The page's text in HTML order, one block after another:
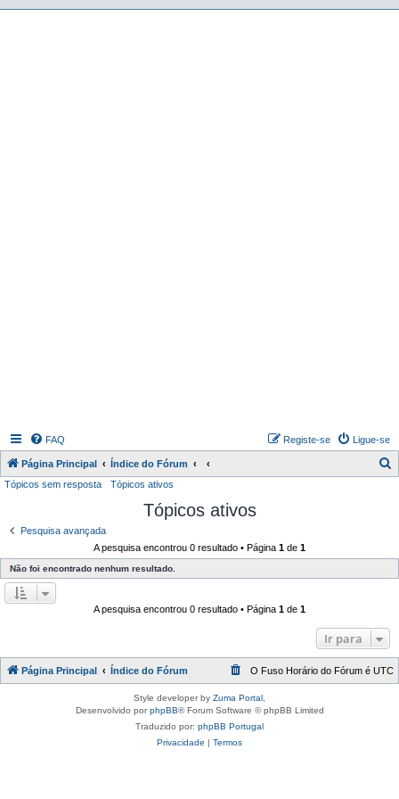
FAQ Ligue-se
Registe-se
Página Principal Índice do Fórum
Tópicos sem resposta Tópicos ativos
Tópicos ativos
Pesquisa avançada
A pesquisa encontrou 0 resultado • Página 1 de 1
Não foi encontrado nenhum resultado.
A pesquisa encontrou 0 resultado • Página 1 de 1
Ir para
Página Principal Índice do Fórum O Fuso Horário do Fórum é UTC
Style developer by Zuma Portal
Desenvolvido porphpBB® Forum Software © phpBB Limited
Traduzido por: phpBB Portugal
Privacidade | Termos